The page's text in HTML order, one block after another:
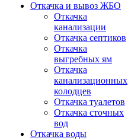
Откачка и вывоз ЖБО
Откачка
канализации
Откачка септиков
Откачка
выгребных ям
Откачка
канализационных
колодцев
Откачка туалетов
Откачка сточных
вод
Откачка воды